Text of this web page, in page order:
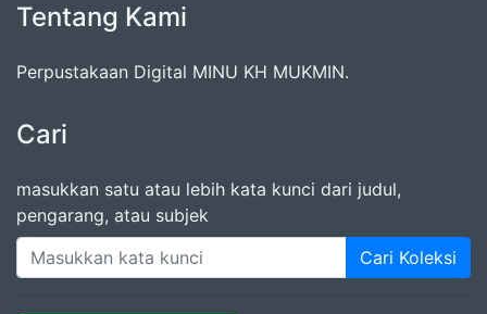
Tentang Kami
Perpustakaan Digital MINU KH MUKMIN.
Cari
masukkan satu atau lebih kata kunci dari judul,
pengarang, atau subjek
Cari Koleksi